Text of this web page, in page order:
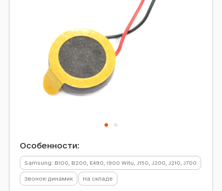
Особенности:
Samsung: B100, B200, E490, I900 Witu, J150, J200, J210, J700
Звонок-динамик На складе